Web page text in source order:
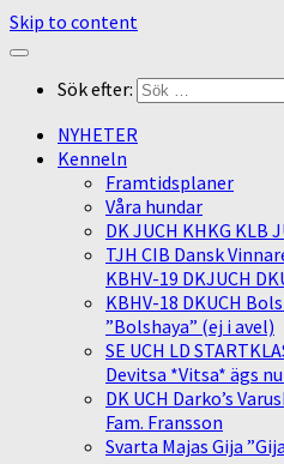
Skip to content
Sök efter:
NYHETER
Kenneln
Framtidsplaner
Våra hundar
DK JUCH KHKG KLB
TJH CIB Dansk
KBHV-19 DKJUCH
KBHV-18 DKUCH
”Bolshaya” (ej i avel)
SE UCH LD
Devitsa *Vitsa* ägs
DK UCH Darko’s
Fam. Fransson
Svarta Majas Gija